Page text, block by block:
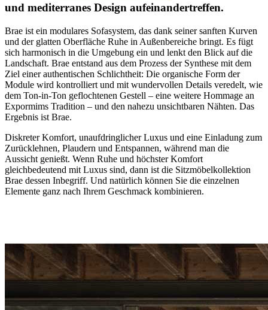
und mediterranes Design aufeinandertreffen.
Brae ist ein modulares Sofasystem, das dank seiner sanften Kurven
und der glatten Oberfläche Ruhe in Außenbereiche bringt. Es fügt
sich harmonisch in die Umgebung ein und lenkt den Blick auf die
Landschaft. Brae entstand aus dem Prozess der Synthese mit dem
Ziel einer authentischen Schlichtheit: Die organische Form der
Module wird kontrolliert und mit wundervollen Details veredelt, wie
dem Ton-in-Ton geflochtenen Gestell – eine weitere Hommage an
Expormims Tradition – und den nahezu unsichtbaren Nähten. Das
Ergebnis ist Brae.
Diskreter Komfort, unaufdringlicher Luxus und eine Einladung zum
Zurücklehnen, Plaudern und Entspannen, während man die
Aussicht genießt. Wenn Ruhe und höchster Komfort
gleichbedeutend mit Luxus sind, dann ist die Sitzmöbelkollektion
Brae dessen Inbegriff. Und natürlich können Sie die einzelnen
Elemente ganz nach Ihrem Geschmack kombinieren.